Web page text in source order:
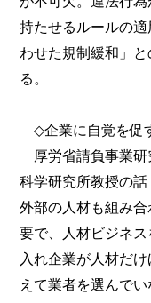
持たせるルールの
わせた規制緩和」
る。
◇企業に自覚を促
厚労省請負事業研
科学研究所教授の
外部の人材も組み
要で、人材ビジネ
入れ企業が人材だ
えて業者を選んで